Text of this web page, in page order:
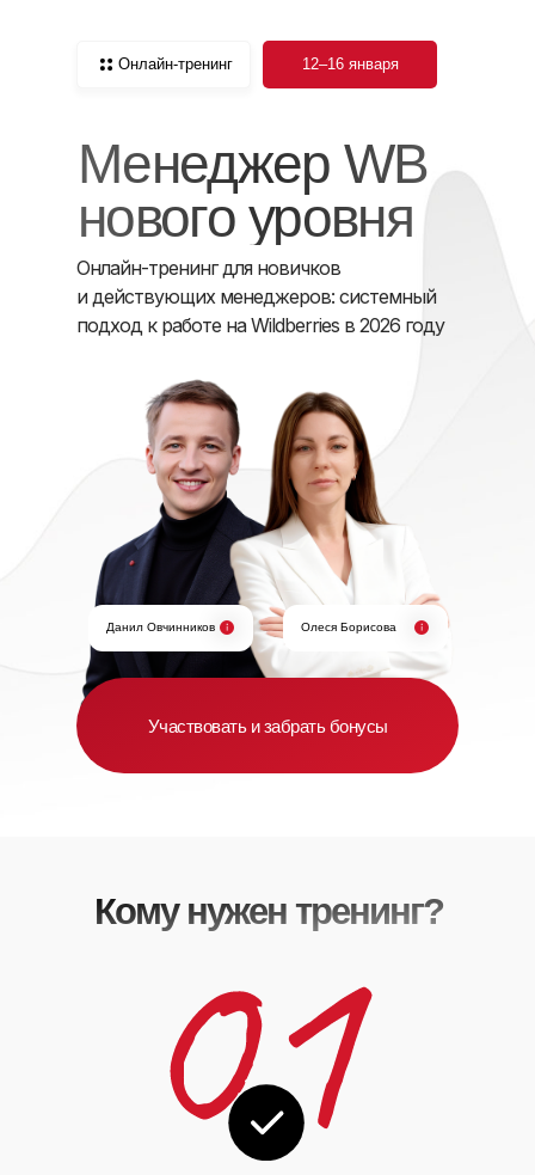
Менеджер WB
нового уровня
Онлайн-тренинг для новичков
и действующих менеджеров: системный
подход к работе на Wildberries в 2026 году
Участвовать и забрать бонусы
12–16 января
Онлайн-тренинг
Данил Овчинников Олеся Борисова
Кому нужен тренинг?